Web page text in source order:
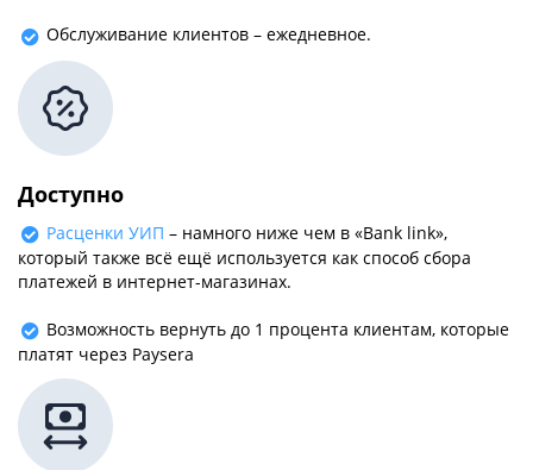
Обслуживание клиентов – ежедневное.
Доступно
Расценки УИП – намного ниже чем в «Bank link»,
который также всё ещё используется как способ сбора
платежей в интернет-магазинах.
Возможность вернуть до 1 процента клиентам, которые
платят через Paysera